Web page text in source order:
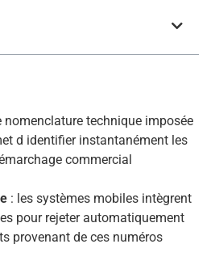
nomenclature technique imposée
d identifier instantanément les
commercial
: les systèmes mobiles intègrent
pour rejeter automatiquement
provenant de ces numéros